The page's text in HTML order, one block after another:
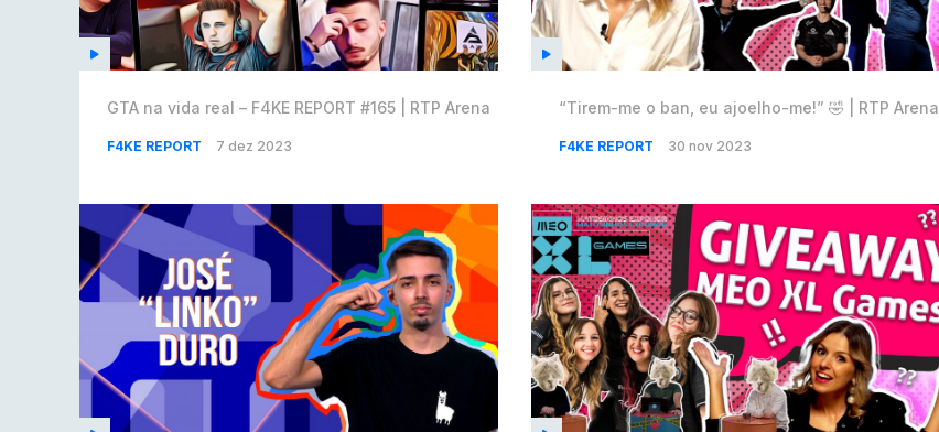
GTA na vida real – F4KE REPORT #165 | RTP Arena
F4KE REPORT 7 dez 2023
“Tirem-me o ban, eu ajoelho-me!” 🤣 | RTP Arena
F4KE REPORT 30 nov 2023